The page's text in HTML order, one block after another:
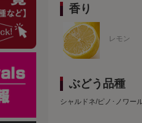
香り
レモン
ぶどう品種
シャルドネ/ピノ･ノワー